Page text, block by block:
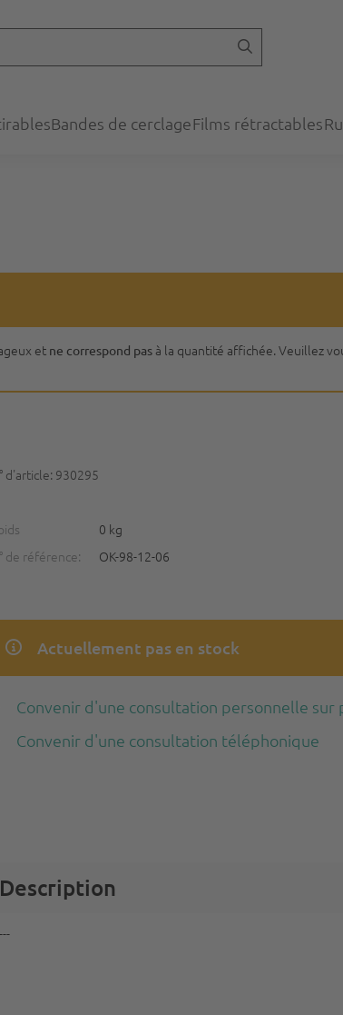
Bandes de cerclageFilms rétractables
et ne correspond pas à la quantité affichée. Veuillez
d'article: 930295
0 kg
de référence:
OK-98-12-06
Actuellement pas en stock
Convenir d'une consultation personnelle sur
Convenir d'une consultation téléphonique
Description
---